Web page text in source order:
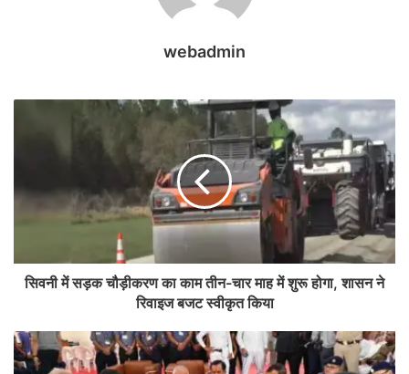
webadmin
सिवनी में सड़क चौड़ीकरण का काम तीन-चार माह में शुरू होगा, शासन ने
रिवाइज बजट स्वीकृत किया